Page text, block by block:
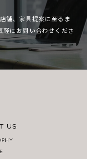
舗、家具提案に至るま
にお問い合わせくださ
US